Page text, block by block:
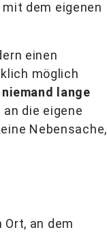
dem eigenen
einen
möglich
lange
die eigene
Nebensache,
an dem